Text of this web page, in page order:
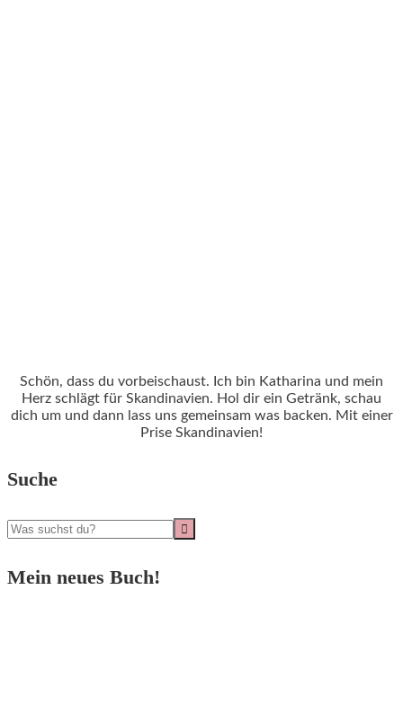
Schön, dass du vorbeischaust. Ich bin Katharina und mein
Herz schlägt für Skandinavien. Hol dir ein Getränk, schau
dich um und dann lass uns gemeinsam was backen. Mit einer
Prise Skandinavien!
Suche
Mein neues Buch!